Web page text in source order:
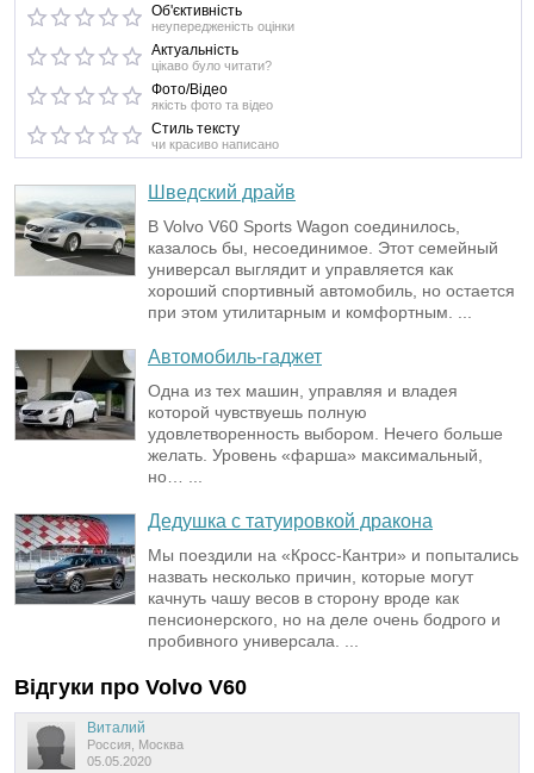
Об'єктивність
неупередженість оцінки
Актуальність
цікаво було читати?
Фото/Відео
якість фото та відео
Стиль тексту
чи красиво написано
Шведский драйв
В Volvo V60 Sports Wagon соединилось,
казалось бы, несоединимое. Этот семейный
универсал выглядит и управляется как
хороший спортивный автомобиль, но остается
при этом утилитарным и комфортным. ...
Автомобиль-гаджет
Одна из тех машин, управляя и владея
которой чувствуешь полную
удовлетворенность выбором. Нечего больше
желать. Уровень «фарша» максимальный,
но… ...
Дедушка с татуировкой дракона
Мы поездили на «Кросс-Кантри» и попытались
назвать несколько причин, которые могут
качнуть чашу весов в сторону вроде как
пенсионерского, но на деле очень бодрого и
пробивного универсала. ...
Відгуки про Volvo V60
Виталий
Россия, Москва
05.05.2020